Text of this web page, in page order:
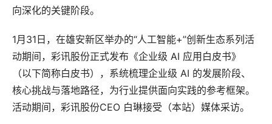
向深化的关键阶段。
1月31日，在雄安新区举办的“人工智能+”创新生态系列活
动期间，彩讯股份正式发布《企业级 AI 应用白皮书》
（以下简称白皮书），系统梳理企业级 AI 的发展阶段、
核心挑战与落地路径，为行业提供面向实践的参考框架。
活动期间，彩讯股份CEO 白琳接受（本站）媒体采访。